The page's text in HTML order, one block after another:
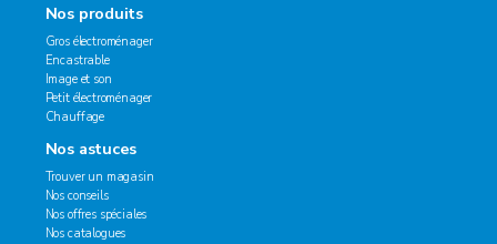
Nos produits
Gros électroménager
Encastrable
Image et son
Petit électroménager
Chauffage
Nos astuces
Trouver un magasin
Nos conseils
Nos offres spéciales
Nos catalogues